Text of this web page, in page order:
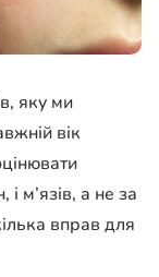
яку ми
вік
і м’язів, а не за
вправ для